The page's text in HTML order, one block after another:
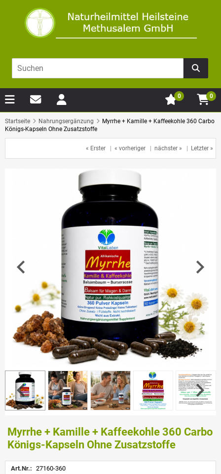
0
0
Startseite Nahrungsergänzung
Myrrhe + Kamille + Kaffeekohle 360 Carbo
Königs-Kapseln Ohne Zusatzstoffe
« Erster | « vorheriger | nächster » | Letzter »
Myrrhe + Kamille + Kaffeekohle 360 Carbo
Königs-Kapseln Ohne Zusatzstoffe
Art.Nr.: 27160-360